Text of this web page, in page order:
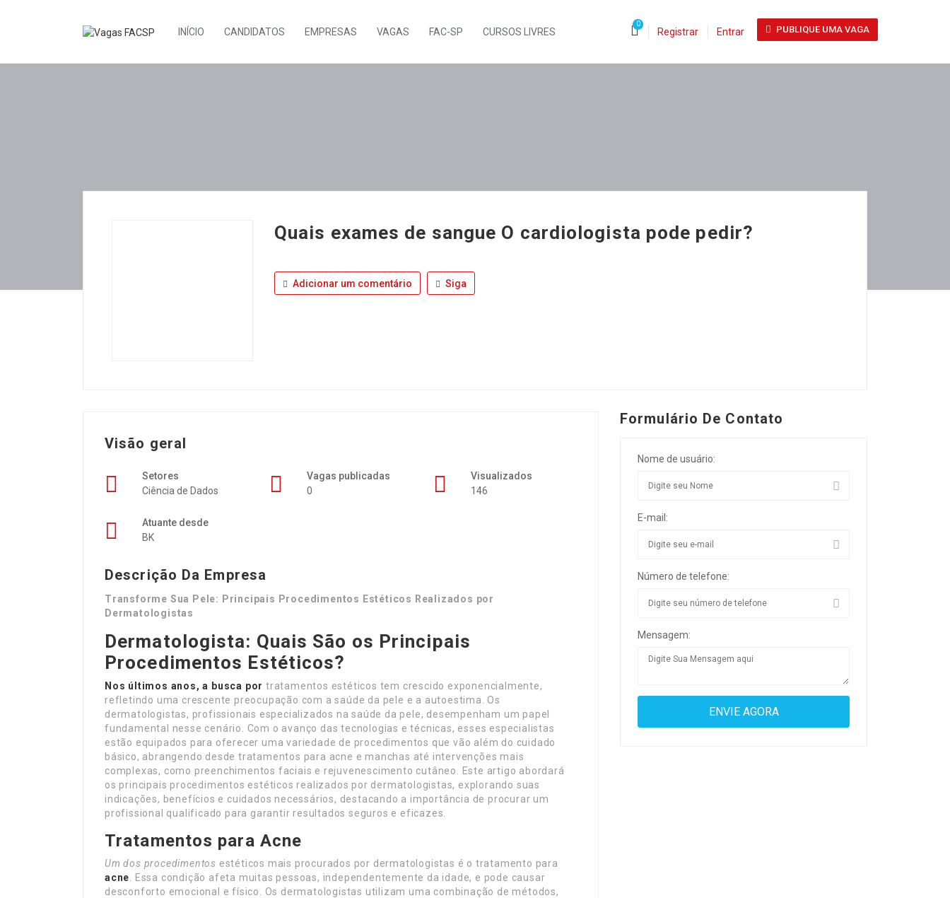
INÍCIO CANDIDATOS EMPRESAS VAGAS FAC-SP CURSOS LIVRES
0
Registrar Entrar PUBLIQUE UMA VAGA
Quais exames de sangue O cardiologista pode pedir?
Adicionar um comentário Siga
Visão geral
Setores
Ciência de Dados
Vagas publicadas
0
Visualizados
146
Atuante desde
BK
Descrição Da Empresa
Transforme Sua Pele: Principais Procedimentos Estéticos Realizados por
Dermatologistas
Dermatologista: Quais São os Principais
Procedimentos Estéticos?
Nos últimos anos, a busca por tratamentos estéticos tem crescido exponencialmente,
refletindo uma crescente preocupação com a saúde da pele e a autoestima. Os
dermatologistas, profissionais especializados na saúde da pele, desempenham um papel
fundamental nesse cenário. Com o avanço das tecnologias e técnicas, esses especialistas
estão equipados para oferecer uma variedade de procedimentos que vão além do cuidado
básico, abrangendo desde tratamentos para acne e manchas até intervenções mais
complexas, como preenchimentos faciais e rejuvenescimento cutâneo. Este artigo abordará
os principais procedimentos estéticos realizados por dermatologistas, explorando suas
indicações, benefícios e cuidados necessários, destacando a importância de procurar um
profissional qualificado para garantir resultados seguros e eficazes.
Tratamentos para Acne
Um dos procedimentos estéticos mais procurados por dermatologistas é o tratamento para
acne . Essa condição afeta muitas pessoas, independentemente da idade, e pode causar
desconforto emocional e físico. Os dermatologistas utilizam uma combinação de métodos,
Formulário De Contato
Nome de usuário:
E-mail:
Número de telefone:
Mensagem: